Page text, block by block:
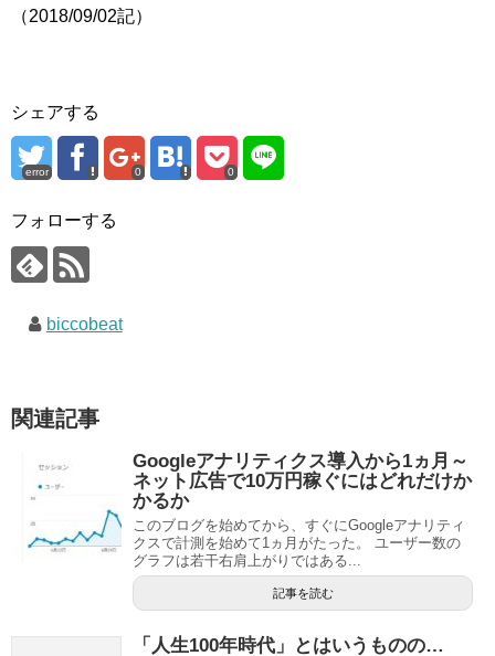
（2018/09/02記）
シェアする
error 0 0
フォローする
biccobeat
関連記事
Googleアナリティクス導入から1ヵ月～
ネット広告で10万円稼ぐにはどれだけか
かるか
このブログを始めてから、すぐにGoogleアナリティ
クスで計測を始めて1ヵ月がたった。 ユーザー数の
グラフは若干右肩上がりではある...
記事を読む
「人生100年時代」とはいうものの…